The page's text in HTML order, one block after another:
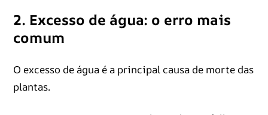
2. Excesso de água: o erro mais
comum
O excesso de água é a principal causa de morte das
plantas.